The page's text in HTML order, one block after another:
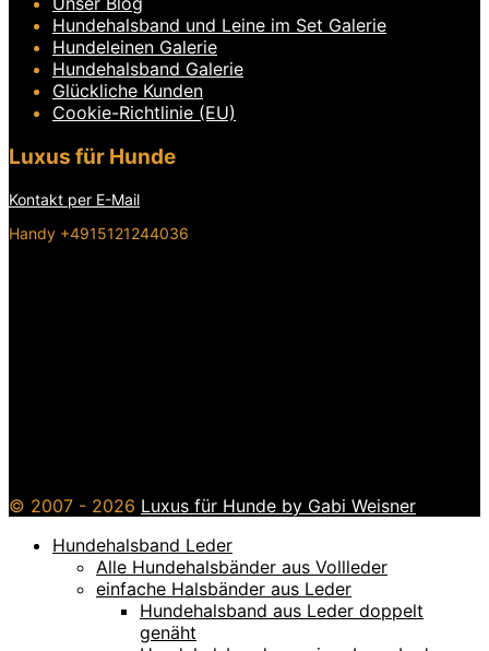
Hundehalsband und Leine im Set Galerie
Hundeleinen Galerie
Hundehalsband Galerie
Glückliche Kunden
Cookie-Richtlinie (EU)
Luxus für Hunde
Kontakt per E-Mail
Handy +4915121244036
© 2007 - 2026 Luxus für Hunde by Gabi Weisner
Hundehalsband Leder
Alle Hundehalsbänder aus Vollleder
einfache Halsbänder aus Leder
Hundehalsband aus Leder doppelt
genäht